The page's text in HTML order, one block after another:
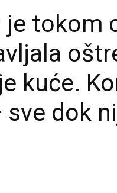
je tokom
kuće.
dok